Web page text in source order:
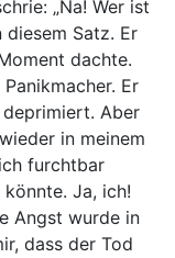
„Na! Wer ist
Satz. Er
dachte.
Er
Aber
in meinem
furchtbar
Ja, ich!
Angst wurde in
dass der Tod